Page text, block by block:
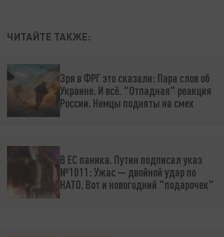
ЧИТАЙТЕ ТАКЖЕ:
Зря в ФРГ это сказали: Пара слов об
Украине. И всё. "Отпадная" реакция
России. Немцы подняты на смех
В ЕС паника. Путин подписал указ
№1011: Ужас — двойной удар по
НАТО. Вот и новогодний "подарочек"